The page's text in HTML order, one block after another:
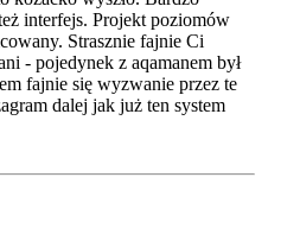
interfejs. Projekt poziomów
Strasznie fajnie Ci
- pojedynek z aqamanem był
fajnie się wyzwanie przez te
dalej jak już ten system